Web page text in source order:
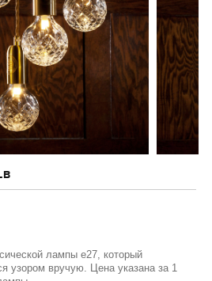
лампы e27, который
узором вручую. Цена указана за 1